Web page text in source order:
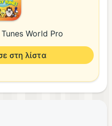
World Pro
στη λίστα